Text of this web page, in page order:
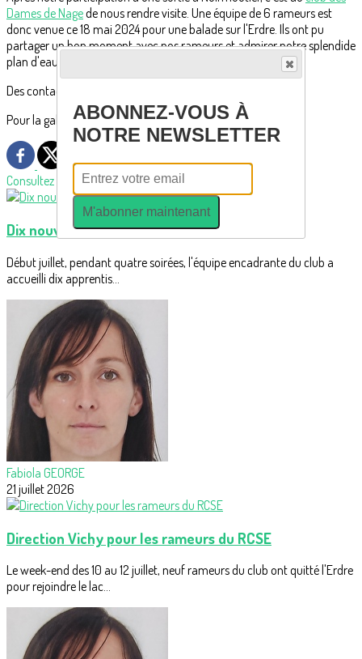
Dames de Nagede nous rendre visite. Une équipe de 6 rameurs est
donc venue ce 18 mai 2024 pour une balade sur l'Erdre. Ils ont pu
partager un bon moment avec nos rameurs et admirer notre splendide
plan d'eau avec son port touristique.
Des contacts à maintenir dans le futur.
Pour la galerie de photos,cliquer ici.
Consultez également
Dix nouveaux rameurs découvrent l'aviron
Début juillet, pendant quatre soirées, l'équipe encadrante du club a
accueilli dix apprentis...
Fabiola GEORGE
21 juillet 2026
Direction Vichy pour les rameurs du RCSE
Le week-end des 10 au 12 juillet, neuf rameurs du club ont quitté l'Erdre
pour rejoindre le lac...
ABONNEZ-VOUS À
NOTRE NEWSLETTER
M'abonner maintenant